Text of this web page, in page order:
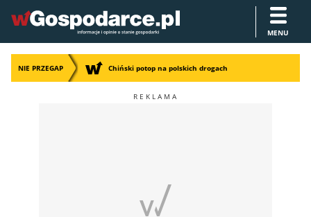
MENU
NIE PRZEGAP Chiński potop na polskich drogach